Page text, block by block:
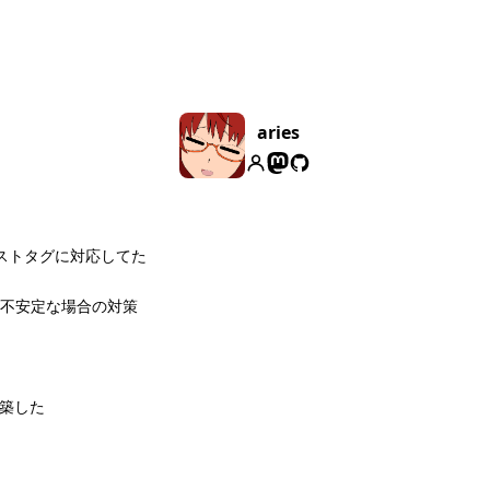
aries
タグに対応してた
安定な場合の対策
した